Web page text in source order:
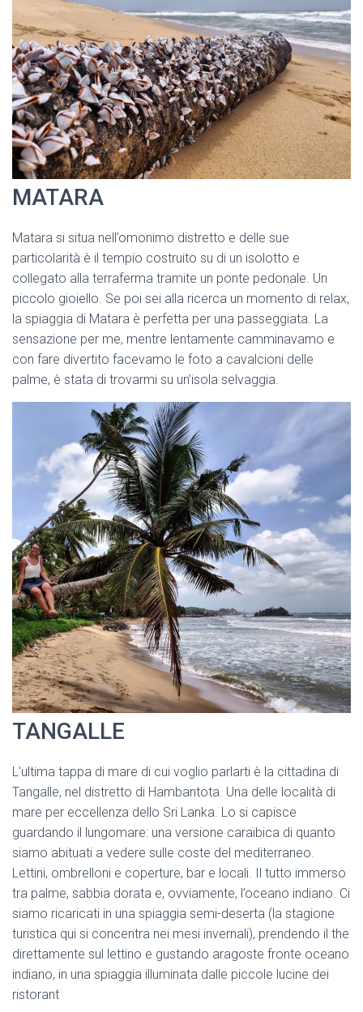
MATARA
Matara si situa nell’omonimo distretto e delle sue
particolarità è il tempio costruito su di un isolotto e
collegato alla terraferma tramite un ponte pedonale. Un
piccolo gioiello. Se poi sei alla ricerca un momento di relax,
la spiaggia di Matara è perfetta per una passeggiata. La
sensazione per me, mentre lentamente camminavamo e
con fare divertito facevamo le foto a cavalcioni delle
palme, è stata di trovarmi su un’isola selvaggia.
TANGALLE
L’ultima tappa di mare di cui voglio parlarti è la cittadina di
Tangalle, nel distretto di Hambantota. Una delle località di
mare per eccellenza dello Sri Lanka. Lo si capisce
guardando il lungomare: una versione caraibica di quanto
siamo abituati a vedere sulle coste del mediterraneo.
Lettini, ombrelloni e coperture, bar e locali. Il tutto immerso
tra palme, sabbia dorata e, ovviamente, l’oceano indiano. Ci
siamo ricaricati in una spiaggia semi-deserta (la stagione
turistica qui si concentra nei mesi invernali), prendendo il the
direttamente sul lettino e gustando aragoste fronte oceano
indiano, in una spiaggia illuminata dalle piccole lucine dei
ristorant